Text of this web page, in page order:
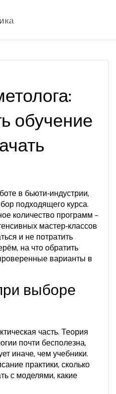
обучение
в бьюти‑индустрии,
подходящего курса.
количество программ –
мастер‑классов
и не потратить
на что обратить
варианты в
выборе
часть. Теория
почти бесполезна,
иначе, чем учебники.
практики, сколько
с моделями, какие